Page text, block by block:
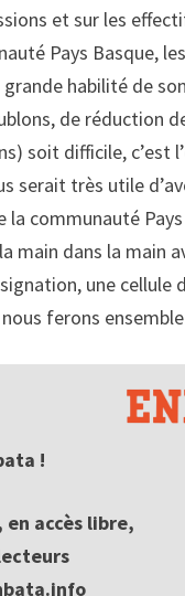
et sur les
Pays Basque,
habilité de
de réduction
soit difficile, c’est
serait très utile
communauté
main dans la main
une cellule
ferons
!
accès libre,